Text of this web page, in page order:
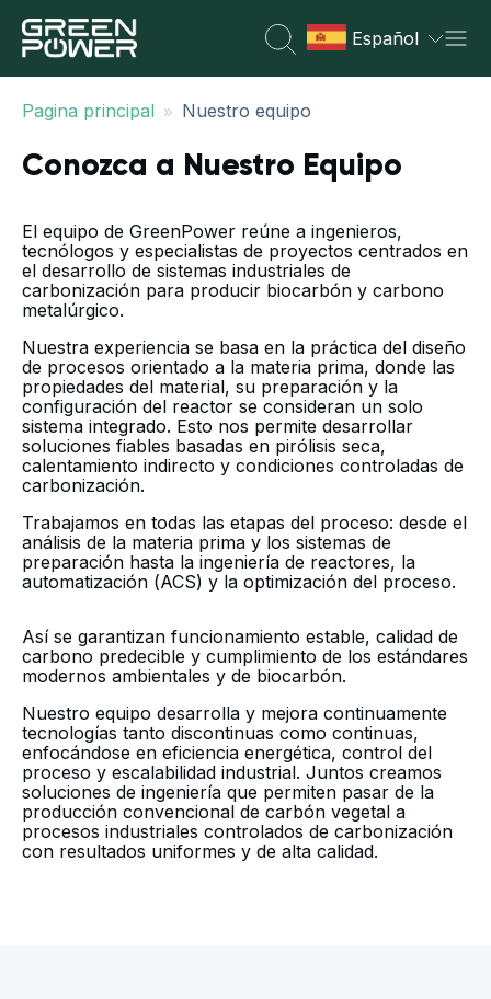
Español
Pagina principal » Nuestro equipo
Conozca a Nuestro Equipo
El equipo de GreenPower reúne a ingenieros,
tecnólogos y especialistas de proyectos centrados en
el desarrollo de sistemas industriales de
carbonización para producir biocarbón y carbono
metalúrgico.
Nuestra experiencia se basa en la práctica del diseño
de procesos orientado a la materia prima, donde las
propiedades del material, su preparación y la
configuración del reactor se consideran un solo
sistema integrado. Esto nos permite desarrollar
soluciones fiables basadas en pirólisis seca,
calentamiento indirecto y condiciones controladas de
carbonización.
Trabajamos en todas las etapas del proceso: desde el
análisis de la materia prima y los sistemas de
preparación hasta la ingeniería de reactores, la
automatización (ACS) y la optimización del proceso.
Así se garantizan funcionamiento estable, calidad de
carbono predecible y cumplimiento de los estándares
modernos ambientales y de biocarbón.
Nuestro equipo desarrolla y mejora continuamente
tecnologías tanto discontinuas como continuas,
enfocándose en eficiencia energética, control del
proceso y escalabilidad industrial. Juntos creamos
soluciones de ingeniería que permiten pasar de la
producción convencional de carbón vegetal a
procesos industriales controlados de carbonización
con resultados uniformes y de alta calidad.